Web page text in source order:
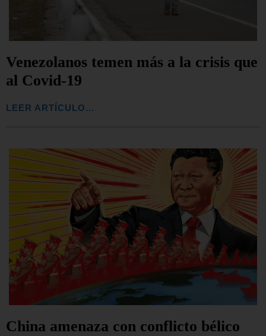
Venezolanos temen más a la crisis que
al Covid-19
LEER ARTÍCULO...
China amenaza con conflicto bélico